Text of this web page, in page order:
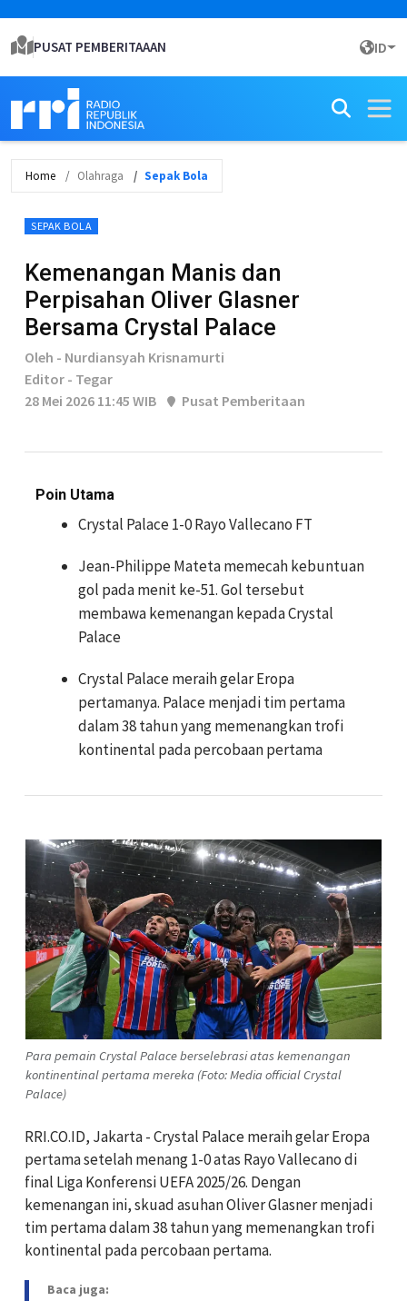
PUSAT PEMBERITAAAN ID
Home Olahraga Sepak Bola
SEPAK BOLA
Kemenangan Manis dan
Perpisahan Oliver Glasner
Bersama Crystal Palace
Oleh - Nurdiansyah Krisnamurti
Editor - Tegar
28 Mei 2026 11:45 WIB
Pusat Pemberitaan
Poin Utama
Crystal Palace 1-0 Rayo Vallecano FT
Jean-Philippe Mateta memecah kebuntuan
gol pada menit ke-51. Gol tersebut
membawa kemenangan kepada Crystal
Palace
Crystal Palace meraih gelar Eropa
pertamanya. Palace menjadi tim pertama
dalam 38 tahun yang memenangkan trofi
kontinental pada percobaan pertama
Para pemain Crystal Palace berselebrasi atas kemenangan
kontinentinal pertama mereka (Foto: Media official Crystal
Palace)
RRI.CO.ID, Jakarta -Crystal Palace meraih gelar Eropa
pertama setelah menang 1-0 atas Rayo Vallecano di
final Liga Konferensi UEFA 2025/26. Dengan
kemenangan ini, skuad asuhan Oliver Glasner menjadi
tim pertama dalam 38 tahun yang memenangkan trofi
kontinental pada percobaan pertama.
Baca juga: